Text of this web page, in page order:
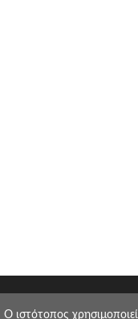
O ιστότοπος